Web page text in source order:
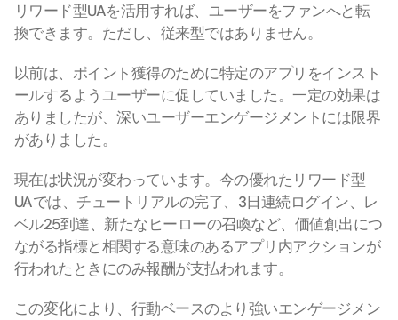
リワード型UAを活用すれば、ユーザーをファンへと転
換できます。ただし、従来型ではありません。
以前は、ポイント獲得のために特定のアプリをインスト
ールするようユーザーに促していました。一定の効果は
ありましたが、深いユーザーエンゲージメントには限界
がありました。
現在は状況が変わっています。今の優れたリワード型
UAでは、チュートリアルの完了、3日連続ログイン、レ
ベル25到達、新たなヒーローの召喚など、価値創出につ
ながる指標と相関する意味のあるアプリ内アクションが
行われたときにのみ報酬が支払われます。
この変化により、行動ベースのより強いエンゲージメン